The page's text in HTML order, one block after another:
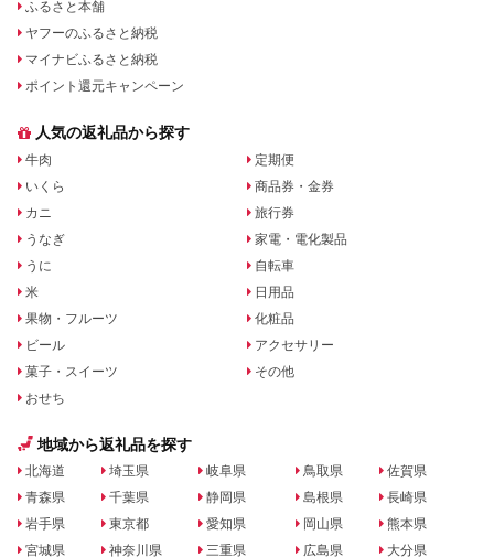
ふるさと本舗
ヤフーのふるさと納税
マイナビふるさと納税
ポイント還元キャンペーン
人気の返礼品から探す
牛肉
いくら
カニ
うなぎ
うに
米
果物・フルーツ
ビール
菓子・スイーツ
おせち
定期便
商品券・金券
旅行券
家電・電化製品
自転車
日用品
化粧品
アクセサリー
その他
地域から返礼品を探す
北海道
青森県
岩手県
宮城県
埼玉県
千葉県
東京都
神奈川県
岐阜県
静岡県
愛知県
三重県
鳥取県
島根県
岡山県
広島県
佐賀県
長崎県
熊本県
大分県